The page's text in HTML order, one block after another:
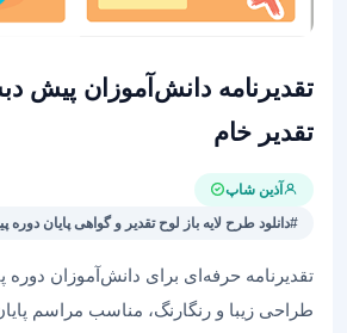
تقدیرنامه دانش‌آموزان پیش
تقدیر خام
آذین شاپ
#دانلود طرح لایه باز لوح تقدیر و گواهی پایان
تقدیرنامه حرفه‌ای برای دانش‌آموزان دوره
طراحی زیبا و رنگارنگ، مناسب مراسم پایان